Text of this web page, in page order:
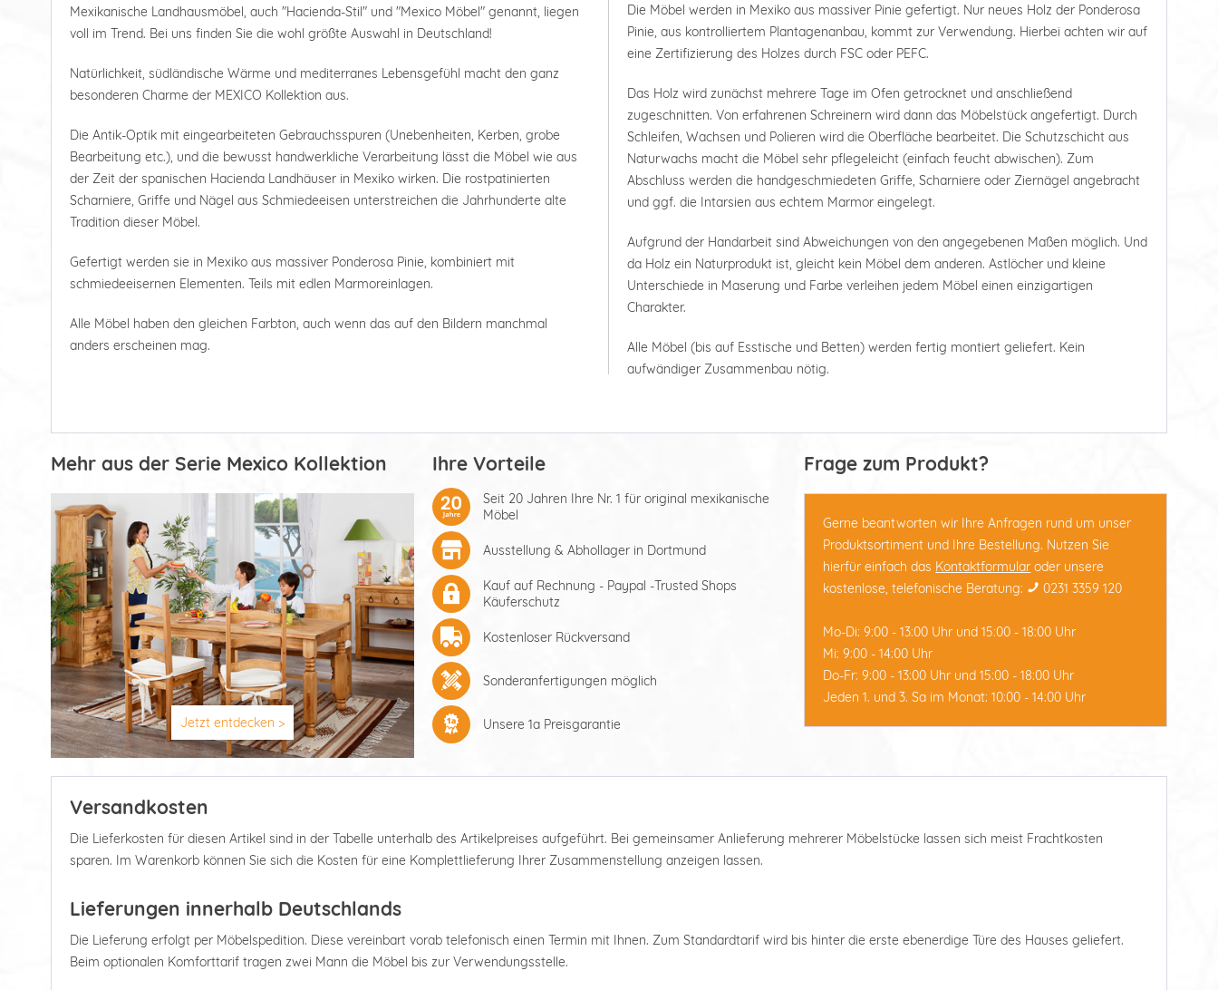
Mexikanische Landhausmöbel, auch "Hacienda-Stil" und "Mexico Möbel" genannt, liegen
voll im Trend. Bei uns finden Sie die wohl größte Auswahl in Deutschland!
Natürlichkeit, südländische Wärme und mediterranes Lebensgefühl macht den ganz
besonderen Charme der MEXICO Kollektion aus.
Die Antik-Optik mit eingearbeiteten Gebrauchsspuren (Unebenheiten, Kerben, grobe
Bearbeitung etc.), und die bewusst handwerkliche Verarbeitung lässt die Möbel wie aus
der Zeit der spanischen Hacienda Landhäuser in Mexiko wirken. Die rostpatinierten
Scharniere, Griffe und Nägel aus Schmiedeeisen unterstreichen die Jahrhunderte alte
Tradition dieser Möbel.
Gefertigt werden sie in Mexiko aus massiver Ponderosa Pinie, kombiniert mit
schmiedeeisernen Elementen. Teils mit edlen Marmoreinlagen.
Alle Möbel haben den gleichen Farbton, auch wenn das auf den Bildern manchmal
anders erscheinen mag.
Die Möbel werden in Mexiko aus massiver Pinie gefertigt. Nur neues Holz der Ponderosa
Pinie, aus kontrolliertem Plantagenanbau, kommt zur Verwendung. Hierbei achten wir auf
eine Zertifizierung des Holzes durch FSC oder PEFC.
Das Holz wird zunächst mehrere Tage im Ofen getrocknet und anschließend
zugeschnitten. Von erfahrenen Schreinern wird dann das Möbelstück angefertigt. Durch
Schleifen, Wachsen und Polieren wird die Oberfläche bearbeitet. Die Schutzschicht aus
Naturwachs macht die Möbel sehr pflegeleicht (einfach feucht abwischen). Zum
Abschluss werden die handgeschmiedeten Griffe, Scharniere oder Ziernägel angebracht
und ggf. die Intarsien aus echtem Marmor eingelegt.
Aufgrund der Handarbeit sind Abweichungen von den angegebenen Maßen möglich. Und
da Holz ein Naturprodukt ist, gleicht kein Möbel dem anderen. Astlöcher und kleine
Unterschiede in Maserung und Farbe verleihen jedem Möbel einen einzigartigen
Charakter.
Alle Möbel (bis auf Esstische und Betten) werden fertig montiert geliefert. Kein
aufwändiger Zusammenbau nötig.
Mehr aus der Serie Mexico Kollektion
Jetzt entdecken >
Ihre Vorteile
Seit 20 Jahren Ihre Nr. 1 für original mexikanische
Möbel
Ausstellung & Abhollager in Dortmund
Kauf auf Rechnung - Paypal -Trusted Shops
Käuferschutz
Kostenloser Rückversand
Sonderanfertigungen möglich
Unsere 1a Preisgarantie
Frage zum Produkt?
Gerne beantworten wir Ihre Anfragen rund um unser
Produktsortiment und Ihre Bestellung. Nutzen Sie
hierfür einfach das Kontaktformular oder unsere
kostenlose, telefonische Beratung:
0231 3359 120
Mo-Di: 9:00 - 13:00 Uhr und 15:00 - 18:00 Uhr
Mi: 9:00 - 14:00 Uhr
Do-Fr: 9:00 - 13:00 Uhr und 15:00 - 18:00 Uhr
Jeden 1. und 3. Sa im Monat: 10:00 - 14:00 Uhr
Versandkosten
Die Lieferkosten für diesen Artikel sind in der Tabelle unterhalb des Artikelpreises aufgeführt. Bei gemeinsamer Anlieferung mehrerer Möbelstücke lassen sich meist Frachtkosten
sparen. Im Warenkorb können Sie sich die Kosten für eine Komplettlieferung Ihrer Zusammenstellung anzeigen lassen.
Lieferungen innerhalb Deutschlands
Die Lieferung erfolgt per Möbelspedition. Diese vereinbart vorab telefonisch einen Termin mit Ihnen. Zum Standardtarif wird bis hinter die erste ebenerdige Türe des Hauses geliefert.
Beim optionalen Komforttarif tragen zwei Mann die Möbel bis zur Verwendungsstelle.